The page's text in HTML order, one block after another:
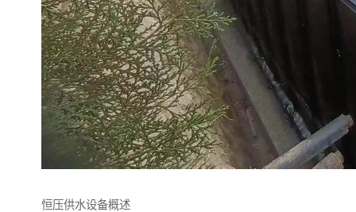
恒压供水设备概述